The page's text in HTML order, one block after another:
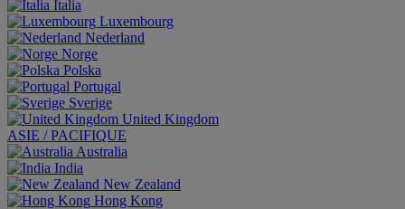
Italia
Luxembourg
Nederland
Norge
Polska
Portugal
Sverige
United Kingdom
ASIE / PACIFIQUE
Australia
India
New Zealand
Hong Kong